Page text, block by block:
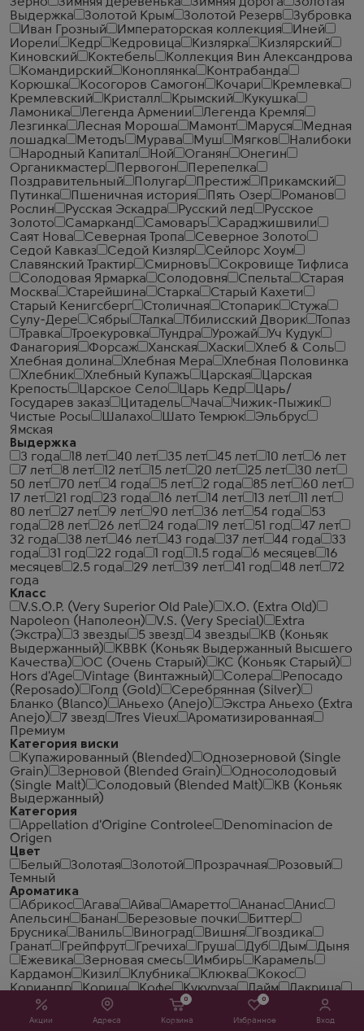
Акции Адреса
0
Корзина
0
Избранное Вход
Выдержка
Золотой Крым Золотой Резерв
Зубровка
Иван Грозный
Императорская коллекция
Иней
Иорели
Кедр Кедровица Кизлярка
Кизлярский
Киновский
Коктебель
Коллекция Вин Александрова
Командирский
Коноплянка
Контрабанда
Корюшка
Косогоров Самогон Кочари
Кремлевка
Кремлевский
Кристалл Крымский
Кукушка
Ламоника
Легенда Армении
Легенда Кремля
Лезгинка
Лесная Мороша Мамонт Маруся
Медная
лошадка
Методъ Мурава Муш Мягков
Налибоки
Народный Капитал
Ной Оганян
Онегин
Органикмастер
Первогон
Перепелка
Поздравительный
Полугар Престиж
Прикамский
Путинка
Пшеничная история Пять Озер
Романов
Рослин
Русская Эскадра Русский лед
Русское
Золото
Самарканд Самоваръ
Сараджишвили
Саят Нова
Северная Тропа
Северное Золото
Седой Кавказ
Седой Кизляр
Сейлорс Хоум
Славянский Трактир
Смирновъ
Сокровище Тифлиса
Солодовая Ярмарка
Солодовня Спельта
Старая
Москва
Старейшина Старка
Старый Кахети
Старый Кенигсберг
Столичная Стопарик
Стужа
Сулу-Дере
Сябры Талка Тбилисский Дворик
Топаз
Травка
Троекуровка Тундра Урожай
Уч Кудук
Фанагория
Форсаж Ханская Хаски
Хлеб & Соль
Хлебная долина
Хлебная Мера
Хлебная Половинка
Хлебник
Хлебный Купажъ Царская
Царская
Крепость
Царское Село Царь Кедр
Царь/
Государев заказ
Цитадель Чача
Чижик-Пыжик
Чистые Росы
Шалахо Шато Темрюк
Эльбрус
Ямская
Выдержка
3 года
18 лет 40 лет 35 лет 45 лет 10 лет
6 лет
7 лет
8 лет 12 лет 15 лет 20 лет 25 лет
30 лет
50 лет
70 лет 4 года 5 лет 2 года 85 лет
60 лет
17 лет
21 год 23 года 16 лет 14 лет 13 лет
11 лет
80 лет
27 лет 9 лет 90 лет 36 лет 54 года
53
года
28 лет 26 лет 24 года 19 лет 51 год
47 лет
32 года
38 лет 46 лет 43 года 37 лет 44 года
33
года
31 год 22 года 1 год 1.5 года 6 месяцев
16
месяцев
2.5 года 29 лет 39 лет 41 год 48 лет
72
года
Класс
V.S.O.P. (Very Superior Old Pale)
X.O. (Extra Old)
Napoleon (Наполеон)
V.S. (Very Special)
Extra
(Экстра)
3 звезды 5 звезд 4 звезды
КВ (Коньяк
Выдержанный)
КВВК (Коньяк Выдержанный Высшего
Качества)
ОС (Очень Старый)
КС (Коньяк Старый)
Hors d'Age
Vintage (Винтажный) Солера
Репосадо
(Reposado)
Голд (Gold)
Серебрянная (Silver)
Бланко (Blanco)
Аньехо (Anejo)
Экстра Аньехо (Extra
Anejo)
7 звезд Tres Vieux
Ароматизированная
Премиум
Категория виски
Купажированный (Blended)
Однозерновой (Single
Grain)
Зерновой (Blended Grain)
Односолодовый
(Single Malt)
Солодовый (Blended Malt)
КВ (Коньяк
Выдержанный)
Категория
Appellation d'Origine Controlee
Denominacion de
Origen
Цвет
Белый
Золотая Золотой Прозрачная
Розовый
Темный
Ароматика
Абрикос
Агава Айва Амаретто Ананас
Анис
Апельсин
Банан Березовые почки
Биттер
Брусника
Ваниль Виноград Вишня
Гвоздика
Гранат
Грейпфрут Гречиха Груша Дуб Дым
Дыня
Ежевика
Зерновая смесь Имбирь
Карамель
Кардамон
Кизил Клубника Клюква
Кокос
Кориандр
Корица Кофе Кукуруза Лайм
Лакрица
Лимончелло
Липовый цвет Люкс
Малина
Мед
Миндаль Минералы
Можжевельник